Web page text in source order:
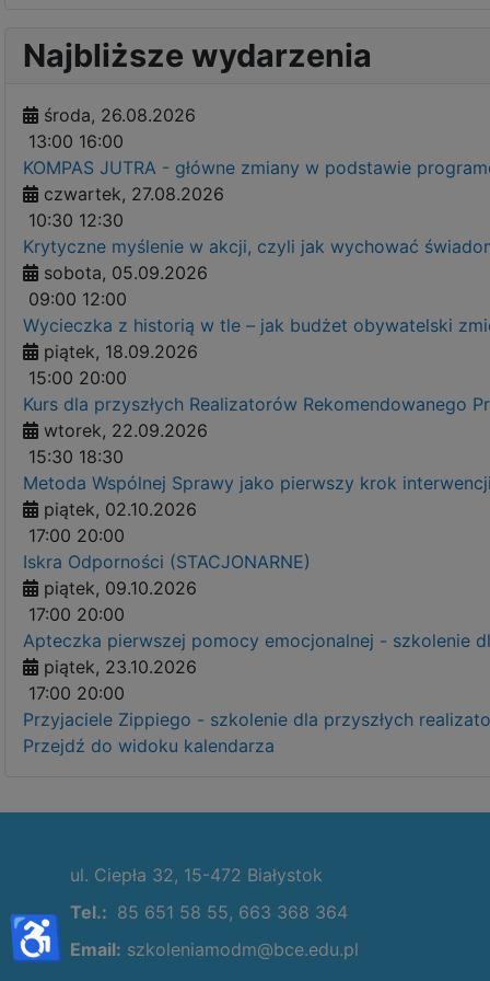
Najbliższe wydarzenia
środa, 26.08.2026
13:00 16:00
KOMPAS JUTRA - główne zmiany w podstawie
czwartek, 27.08.2026
10:30 12:30
Krytyczne myślenie w akcji, czyli jak wychować
sobota, 05.09.2026
09:00 12:00
Wycieczka z historią w tle – jak budżet obywatelski
piątek, 18.09.2026
15:00 20:00
Kurs dla przyszłych Realizatorów Rekomendowanego
wtorek, 22.09.2026
15:30 18:30
Metoda Wspólnej Sprawy jako pierwszy krok
piątek, 02.10.2026
17:00 20:00
Iskra Odporności (STACJONARNE)
piątek, 09.10.2026
17:00 20:00
Apteczka pierwszej pomocy emocjonalnej - szkolenie
piątek, 23.10.2026
17:00 20:00
Przyjaciele Zippiego - szkolenie dla przyszłych
Przejdź do widoku kalendarza
ul. Ciepła 32, 15-472 Białystok
Tel.: 85 651 58 55, 663 368 364
Email: szkoleniamodm@bce.edu.pl